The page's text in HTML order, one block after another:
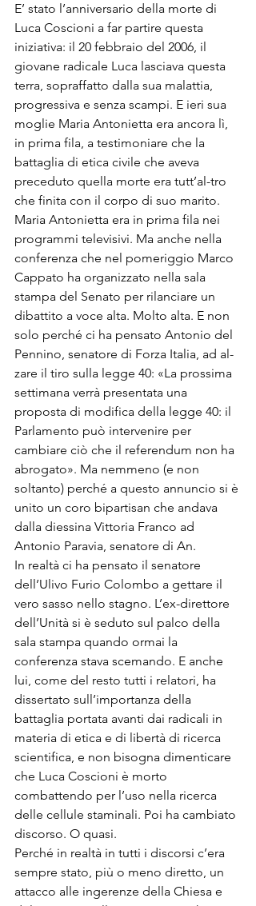
E’ stato l’anniversario della mor­te di
Luca Coscioni a far partire questa
iniziativa: il 20 febbraio del 2006, il
giovane radicale Luca la­sciava questa
terra, sopraffatto dalla sua malattia,
progressiva e senza scampi. E ieri sua
moglie Maria Antonietta era ancora lì,
in prima fila, a testimoniare che la
battaglia di etica civile che aveva
preceduto quella morte era tutt’al-tro
che finita con il corpo di suo marito.
Maria Antonietta era in prima fi­la nei
programmi televisivi. Ma an­che nella
conferenza che nel pomeriggio Marco
Cappato ha organiz­zato nella sala
stampa del Senato per rilanciare un
dibattito a voce alta. Molto alta. E non
solo perché ci ha pensato Antonio del
Penni­no, senatore di Forza Italia, ad al­
zare il tiro sulla legge 40: «La pros­sima
settimana verrà presentata una
proposta di modifica della leg­ge 40: il
Parlamento può interveni­re per
cambiare ciò che il referen­dum non ha
abrogato». Ma nem­meno (e non
soltanto) perché a questo annuncio si è
unito un coro bipartisan che andava
dalla diessina Vittoria Franco ad
Antonio Paravia, senatore di An.
In realtà ci ha pensato il senato­re
dell’Ulivo Furio Colombo a get­tare il
vero sasso nello stagno. L’ex-direttore
dell’Unità si è sedu­to sul palco della
sala stampa quando ormai la
conferenza stava scemando. E anche
lui, come del resto tutti i relatori, ha
dissertato sull’importanza della
battaglia portata avanti dai radicali in
mate­ria di etica e di libertà di ricerca
scientifica, e non bisogna dimenti­care
che Luca Coscioni è morto
combattendo per l’uso nella ricer­ca
delle cellule staminali. Poi ha cambiato
discorso. O quasi.
Perché in realtà in tutti i discor­si c’era
sempre stato, più o meno diretto, un
attacco alle ingerenze della Chiesa e